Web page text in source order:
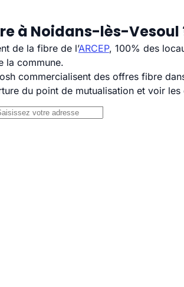
à Noidans-lès-Vesoul
de la fibre de l’ARCEP, 100% des
la commune.
commercialisent des offres fibre
du point de mutualisation et voir